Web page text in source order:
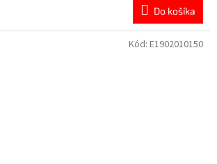
Do košíka
Kód: E1902010150